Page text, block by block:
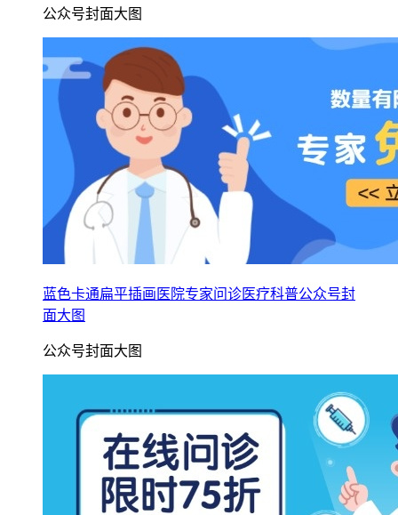
公众号封面大图
蓝色卡通扁平插画医院专家问诊医疗科普公众号封
面大图
公众号封面大图